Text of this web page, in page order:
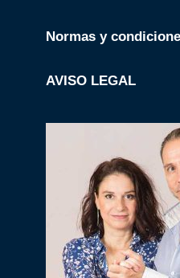
Normas y
AVISO LEGAL